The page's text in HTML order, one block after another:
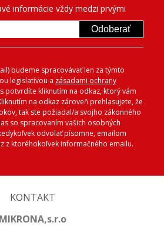
informácie vždy medzi prvými
Odoberať
budeme spracovávať len za týmto
legislatívou a zásadami ochrany
potvrdíte kliknutím na odkaz, ktorý vám
na odkaz zároveň prehlasujete, že
tak ste požiadal/a svojho zákonného
so spracovaním vašich osobných
odvolať písomne, emailom
z ktoréhokoľvek informačného emailu.
KONTAKT
MIKRONA,s.r.o